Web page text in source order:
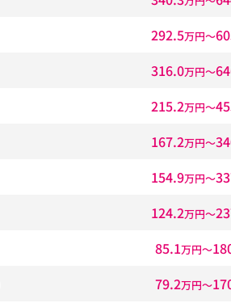
292.5万円〜
316.0万円〜
215.2万円〜
167.2万円〜
154.9万円〜
124.2万円〜
85.1万円〜
79.2万円〜